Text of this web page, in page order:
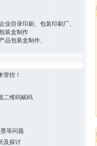
目录印刷、包装印刷厂、
装盒制作
包装盒制作、
管控！
二维码赋码
等问题
及探讨